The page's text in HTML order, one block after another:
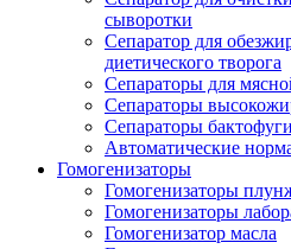
сыворотки
Сепаратор для
диетического творога
Сепараторы для
Сепараторы
Сепараторы бактофуги
Автоматические
Гомогенизаторы
Гомогенизаторы
Гомогенизаторы
Гомогенизатор масла